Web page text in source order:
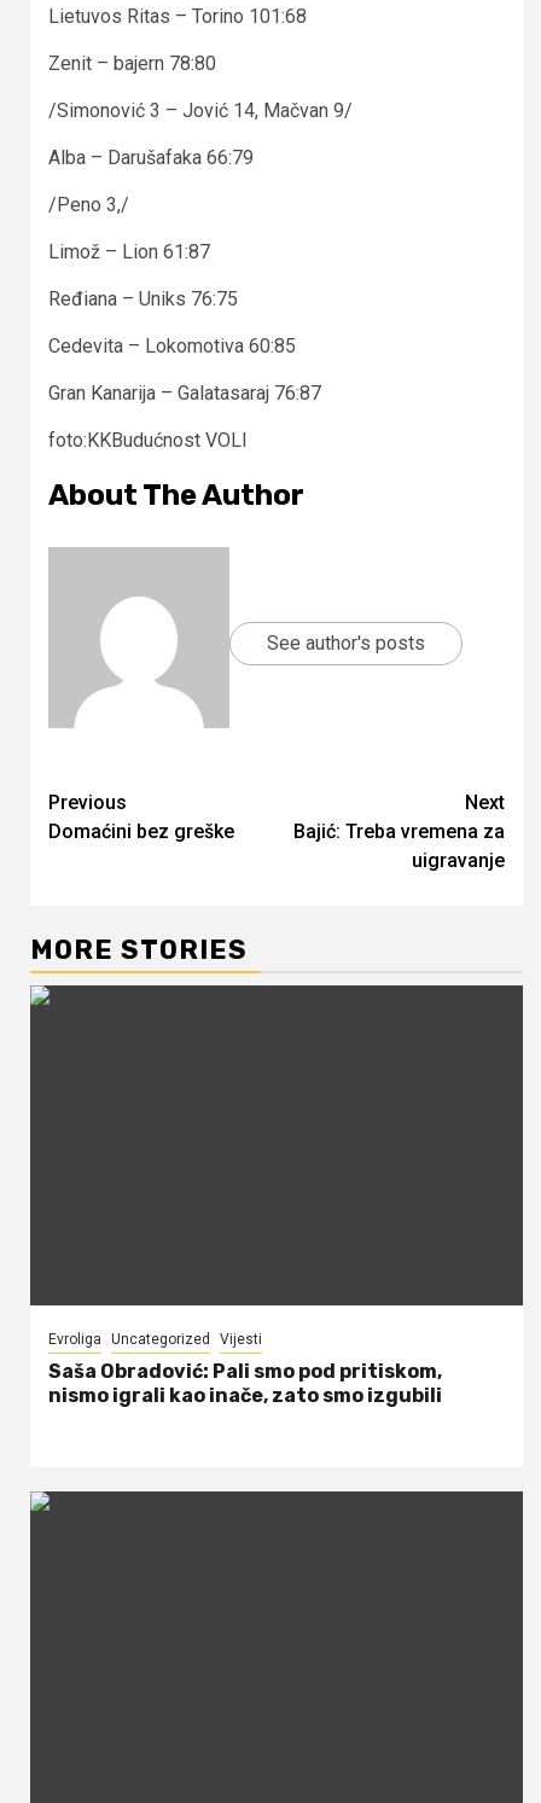
Lietuvos Ritas – Torino 101:68
Zenit – bajern 78:80
/Simonović 3 – Jović 14, Mačvan 9/
Alba – Darušafaka 66:79
/Peno 3,/
Limož – Lion 61:87
Ređiana – Uniks 76:75
Cedevita – Lokomotiva 60:85
Gran Kanarija – Galatasaraj 76:87
foto:KKBudućnost VOLI
About The Author
See author's posts
Continue
Reading
Previous
Domaćini bez greške
Next
Bajić: Treba vremena za
uigravanje
MORE STORIES
Evroliga Uncategorized Vijesti
Saša Obradović: Pali smo pod pritiskom,
nismo igrali kao inače, zato smo izgubili